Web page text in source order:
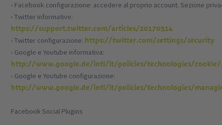
› Facebook configurazione: accedere al proprio account. Sezione
› Twitter informative:
https://support.twitter.com/articles/20170514
› Twitter configurazione: https://twitter.com/settings/security
› Google e Youtube informativa:
http://www.google.de/intl/it/policies/technologies/cookie/
› Google e Youtube configurazione:
http://www.google.de/intl/it/policies/technologies/
Facebook Social Plugins